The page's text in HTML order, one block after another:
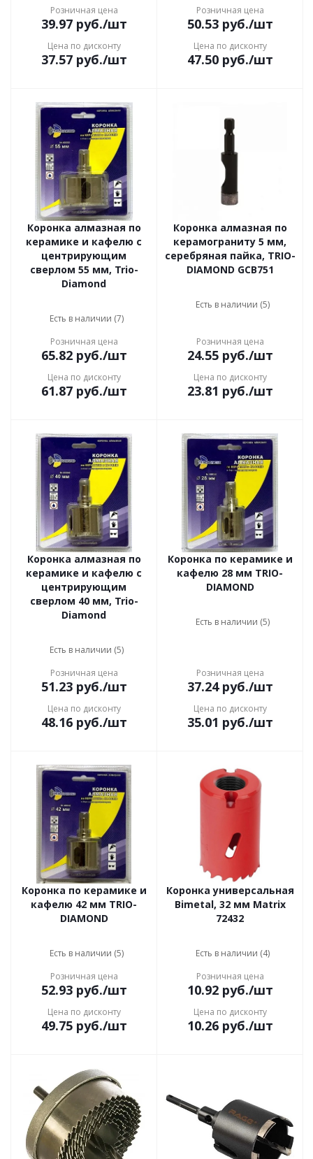
Розничная цена
39.97руб./шт
Цена по дисконту
37.57руб./шт
Розничная цена
50.53руб./шт
Цена по дисконту
47.50руб./шт
Коронка алмазная по
керамике и кафелю с
центрирующим
сверлом 55 мм, Trio-
Diamond
Есть в наличии (7)
Розничная цена
65.82руб./шт
Цена по дисконту
61.87руб./шт
Коронка алмазная по
керамограниту 5 мм,
серебряная пайка, TRIO-
DIAMOND GCB751
Есть в наличии (5)
Розничная цена
24.55руб./шт
Цена по дисконту
23.81 руб./шт
Коронка алмазная по
керамике и кафелю с
центрирующим
сверлом 40 мм, Trio-
Diamond
Есть в наличии (5)
Розничная цена
51.23руб./шт
Цена по дисконту
48.16руб./шт
Коронка по керамике и
кафелю 28 мм TRIO-
DIAMOND
Есть в наличии (5)
Розничная цена
37.24руб./шт
Цена по дисконту
35.01 руб./шт
Коронка по керамике и
кафелю 42 мм TRIO-
DIAMOND
Есть в наличии (5)
Розничная цена
52.93руб./шт
Цена по дисконту
49.75руб./шт
Коронка универсальная
Bimetal, 32 мм Matrix
72432
Есть в наличии (4)
Розничная цена
10.92руб./шт
Цена по дисконту
10.26руб./шт